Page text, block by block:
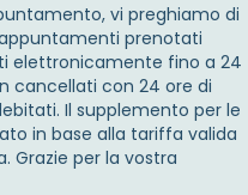
vi preghiamo di
prenotati
elettronicamente fino a 24
cancellati con 24 ore di
Il supplemento per le
in base alla tariffa valida
Grazie per la vostra